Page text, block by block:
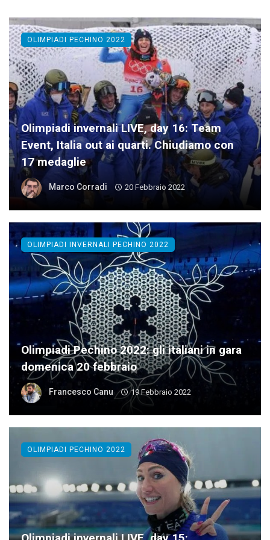
Olimpiadi invernali LIVE, day 16: Team
Event, Italia out ai quarti. Chiudiamo con
17 medaglie
Marco Corradi 20 Febbraio 2022
OLIMPIADI PECHINO 2022
Olimpiadi Pechino 2022: gli italiani in gara
domenica 20 febbraio
Francesco Canu 19 Febbraio 2022
OLIMPIADI INVERNALI PECHINO 2022
OLIMPIADI PECHINO 2022